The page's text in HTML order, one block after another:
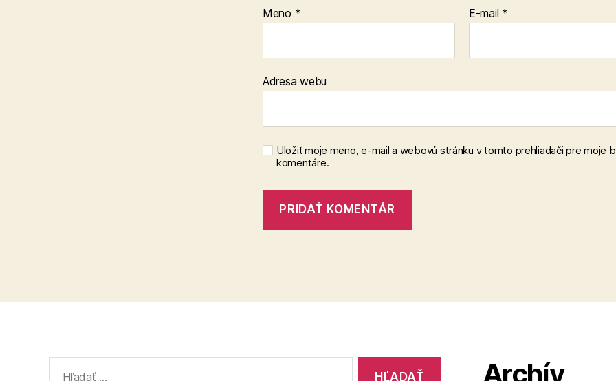
Meno * E-mail *
Adresa webu
Uložiť moje meno, e-mail a webovú stránku v tomto prehliadači pre moje
komentáre.
Archív